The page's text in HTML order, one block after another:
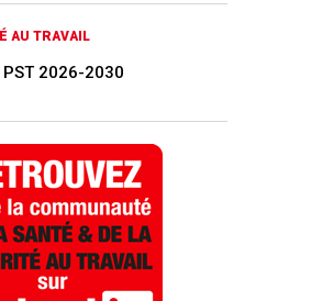
AU TRAVAIL
2026-2030